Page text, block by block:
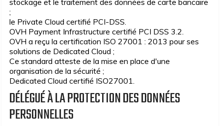
stockage et le traitement des données de carte bancaire
;
le Private Cloud certifié PCI-DSS.
OVH Payment Infrastructure certifié PCI DSS 3.2.
OVH a reçu la certification ISO 27001 : 2013 pour ses
solutions de Dedicated Cloud ;
Ce standard atteste de la mise en place d'une
organisation de la sécurité ;
Dedicated Cloud certifié ISO27001.
DÉLÉGUÉ À LA PROTECTION DES DONNÉES
PERSONNELLES